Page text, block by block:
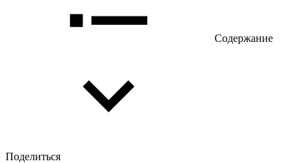
Содержание
Поделиться